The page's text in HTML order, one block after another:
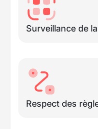
Surveillance de
Respect des